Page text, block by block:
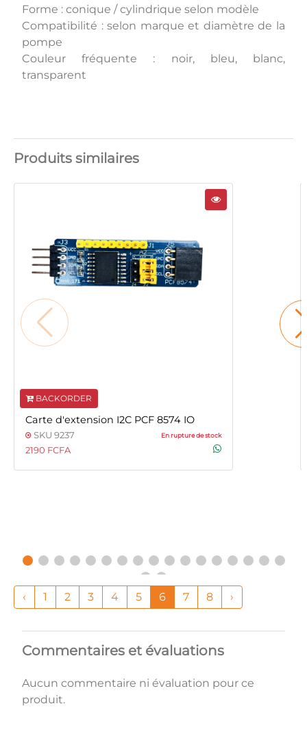
Forme : conique / cylindrique selon modèle
Compatibilité : selon marque et diamètre de la
pompe
Couleur fréquente : noir, bleu, blanc,
transparent
Produits similaires
BACKORDER
Carte d'extension I2C PCF 8574 IO
SKU 9237 En rupture de stock
2190 FCFA
‹ 1 2 3 4 5 6 7 8 ›
Commentaires et évaluations
Aucun commentaire ni évaluation pour ce
produit.